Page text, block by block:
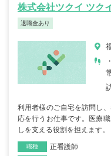
株式会社ツクイ ツク
退職金あり
利用者様のご自宅を訪問し
応を行うお仕事です。医療
しを支える役割を担えます。
職種 正看護師